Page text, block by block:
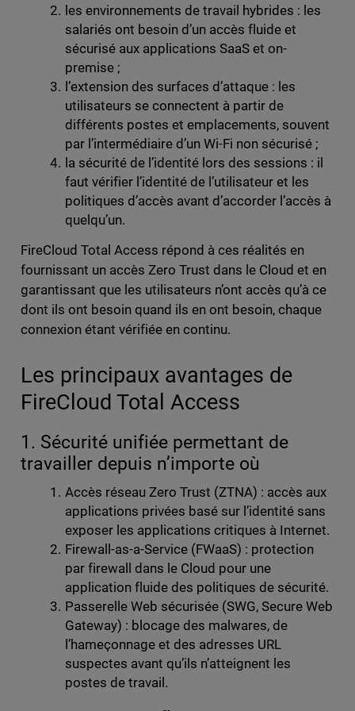
les environnements de travail hybrides : les
salariés ont besoin d’un accès fluide et
sécurisé aux applications SaaS et on-
premise ;
l’extension des surfaces d’attaque : les
utilisateurs se connectent à partir de
différents postes et emplacements, souvent
par l’intermédiaire d’un Wi-Fi non sécurisé ;
la sécurité de l’identité lors des sessions : il
faut vérifier l’identité de l’utilisateur et les
politiques d’accès avant d’accorder l’accès à
quelqu’un.
FireCloud Total Access répond à ces réalités en
fournissant un accès Zero Trust dans le Cloud et en
garantissant que les utilisateurs n’ont accès qu’à ce
dont ils ont besoin quand ils en ont besoin, chaque
connexion étant vérifiée en continu.
Les principaux avantages de
FireCloud Total Access
1. Sécurité unifiée permettant de
travailler depuis n’importe où
Accès réseau Zero Trust (ZTNA) : accès aux
applications privées basé sur l’identité sans
exposer les applications critiques à Internet.
Firewall-as-a-Service (FWaaS) : protection
par firewall dans le Cloud pour une
application fluide des politiques de sécurité.
Passerelle Web sécurisée (SWG, Secure Web
Gateway) : blocage des malwares, de
l’hameçonnage et des adresses URL
suspectes avant qu’ils n’atteignent les
postes de travail.